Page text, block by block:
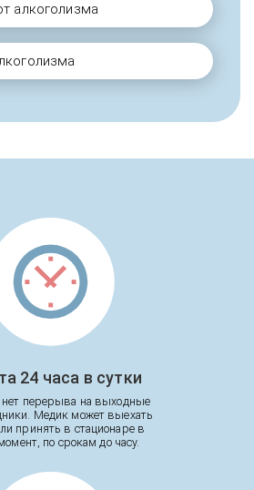
алкоголизма
24 часа в сутки
перерыва на выходные
Медик может выехать
принять в стационаре в
по срокам до часу.